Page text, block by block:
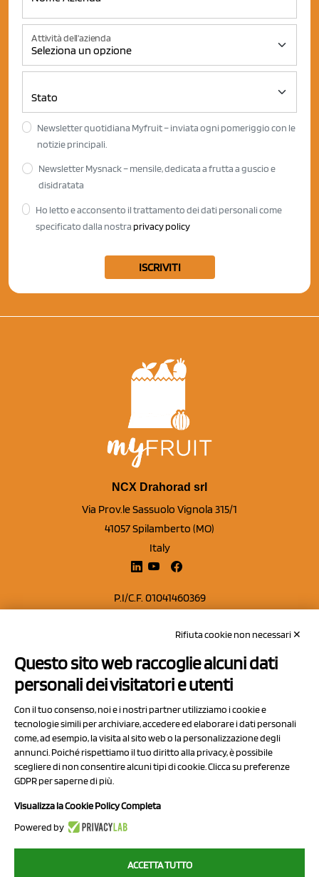
Attività dell'azienda
Newsletter quotidiana Myfruit – inviata ogni pomeriggio con le
notizie principali.
Newsletter Mysnack – mensile, dedicata a frutta a guscio e
disidratata
Ho letto e acconsento il trattamento dei dati personali come
specificato dalla nostra privacy policy
ISCRIVITI
NCX Drahorad srl
Via Prov.le Sassuolo Vignola 315/1
41057 Spilamberto (MO)
Italy
P.I/C.F. 01041460369
Capitale sociale Euro 50.000,00 i.v.
Contatti
Privacy Policy
Cookie Policy
Chi Siamo
2023 NCX Drahorad srl - All rights reserved
Rifiuta cookie non necessari ✕
Questo sito web raccoglie alcuni dati
personali dei visitatori e utenti
Con il tuo consenso, noi e i nostri partner utilizziamo i cookie e
tecnologie simili per archiviare, accedere ed elaborare i dati personali
come, ad esempio, la visita al sito web o la personalizzazione degli
annunci. Poiché rispettiamo il tuo diritto alla privacy, è possibile
scegliere di non consentire alcuni tipi di cookie. Clicca su preferenze
GDPR per saperne di più.
Visualizza la Cookie Policy Completa
Powered by
ACCETTA TUTTO